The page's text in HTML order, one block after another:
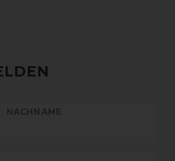
NACHNAME